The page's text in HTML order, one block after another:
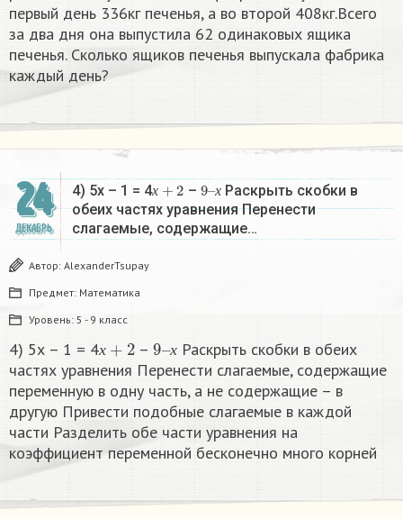
первый день 336кг печенья, а во второй 408кг.Всего
за два дня она выпустила 62 одинаковых ящика
печенья. Сколько ящиков печенья выпускала фабрика
каждый день?
24
ДЕКАБРЬ
4) 5х – 1 = 4х
х+2 – х
9–
х
Раскрыть скобки в
обеих частях уравнения Перенести
слагаемые, содержащие…
Автор: AlexanderTsupay
Предмет: Математика
Уровень: 5 - 9 класс
4) 5х – 1 = 4х – х
9
х
Раскрыть скобки в обеих
частях уравнения Перенести слагаемые, содержащие
переменную в одну часть, а не содержащие – в
другую Привести подобные слагаемые в каждой
части Разделить обе части уравнения на
коэффициент переменной бесконечно много корней​